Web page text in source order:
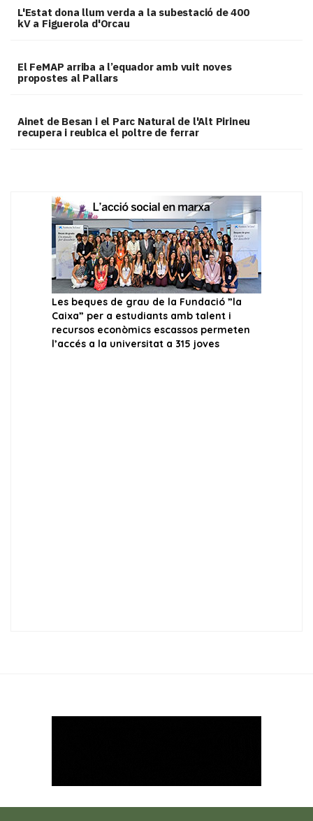
L'Estat dona llum verda a la subestació de 400
kV a Figuerola d'Orcau
El FeMAP arriba a l’equador amb vuit noves
propostes al Pallars
Ainet de Besan i el Parc Natural de l'Alt Pirineu
recupera i reubica el poltre de ferrar